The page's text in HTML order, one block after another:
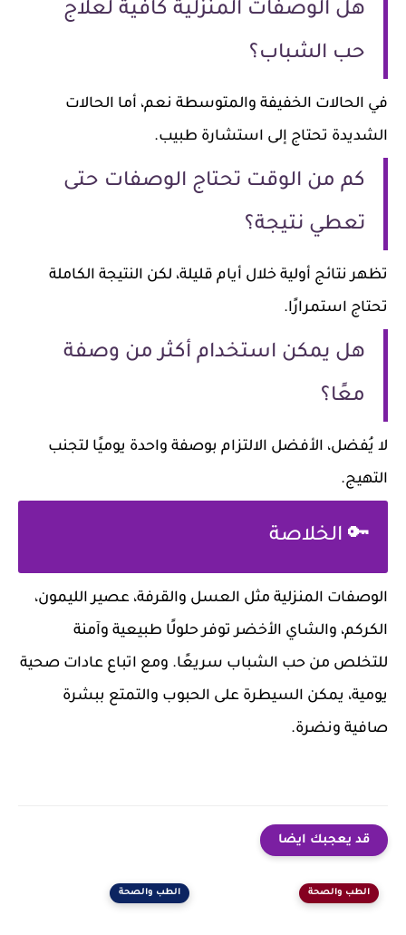
هل الوصفات المنزلية كافية لعلاج
حب الشباب؟
في الحالات الخفيفة والمتوسطة نعم، أما الحالات
الشديدة تحتاج إلى استشارة طبيب.
كم من الوقت تحتاج الوصفات حتى
تعطي نتيجة؟
تظهر نتائج أولية خلال أيام قليلة، لكن النتيجة الكاملة
تحتاج استمرارًا.
هل يمكن استخدام أكثر من وصفة
معًا؟
لا يُفضل، الأفضل الالتزام بوصفة واحدة يوميًا لتجنب
التهيج.
🔑 الخلاصة
الوصفات المنزلية مثل العسل والقرفة، عصير الليمون،
الكركم، والشاي الأخضر توفر حلولًا طبيعية وآمنة
للتخلص من حب الشباب سريعًا. ومع اتباع عادات صحية
يومية، يمكن السيطرة على الحبوب والتمتع ببشرة
صافية ونضرة.
قد يعجبك ايضا
الطب والصحة الطب والصحة